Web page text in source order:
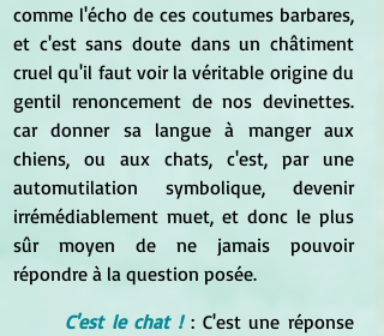
comme l'écho de ces coutumes barbares,
et c'est sans doute dans un châtiment
cruel qu'il faut voir la véritable origine du
gentil renoncement de nos devinettes.
car donner sa langue à manger aux
chiens, ou aux chats, c'est, par une
automutilation symbolique, devenir
irrémédiablement muet, et donc le plus
sûr moyen de ne jamais pouvoir
répondre à la question posée.
C'est le chat ! : C'est une réponse